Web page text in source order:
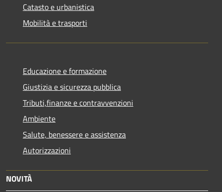
Catasto e urbanistica
Mobilità e trasporti
Educazione e formazione
Giustizia e sicurezza pubblica
Tributi,finanze e contravvenzioni
Ambiente
Salute, benessere e assistenza
Autorizzazioni
NOVITÀ